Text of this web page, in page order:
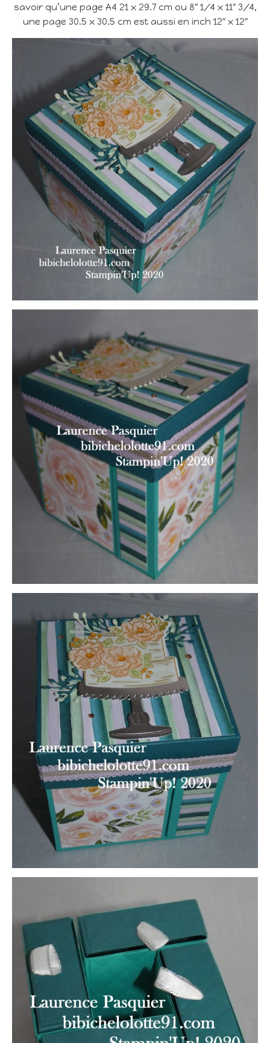
savoir qu’une page A4 21 x 29.7 cm ou 8″ 1/4 x 11″ 3/4,
une page 30.5 x 30.5 cm est aussi en inch 12″ x 12″